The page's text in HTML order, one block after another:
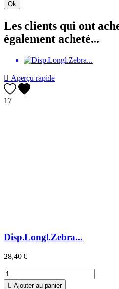
Ok
Les clients qui ont
également acheté...
 Aperçu rapide
17
Disp.Longl.Zebra...
28,40 €
 Ajouter au panier